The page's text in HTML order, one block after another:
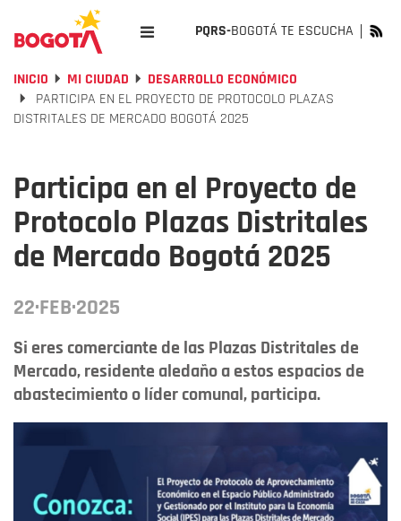
PQRS-BOGOTÁ TE ESCUCHA
INICIO MI CIUDAD
DESARROLLO ECONÓMICO
PARTICIPA EN EL PROYECTO DE PROTOCOLO PLAZAS
DISTRITALES DE MERCADO BOGOTÁ 2025
Participa en el Proyecto de
Protocolo Plazas Distritales
de Mercado Bogotá 2025
22·FEB·2025
Si eres comerciante de las Plazas Distritales de
Mercado, residente aledaño a estos espacios de
abastecimiento o líder comunal, participa.